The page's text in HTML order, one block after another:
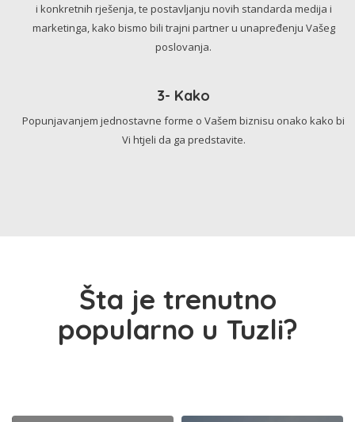
i konkretnih rješenja, te postavljanju novih standarda medija i
marketinga, kako bismo bili trajni partner u unapređenju Vašeg
poslovanja.
3- Kako
Popunjavanjem jednostavne forme o Vašem biznisu onako kako bi
Vi htjeli da ga predstavite.
Šta je trenutno
popularno u Tuzli?